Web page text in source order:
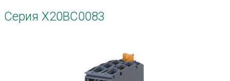
Серия X20BC0083